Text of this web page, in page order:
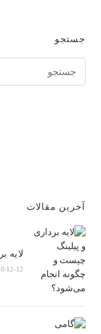
جستجو
وبسایت
آخرین مقالات
لایه
12-12